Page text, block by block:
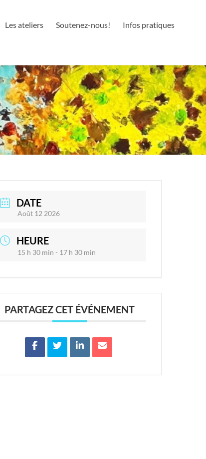
Les ateliers Soutenez-nous! Infos pratiques
DATE
Août 12 2026
HEURE
15 h 30 min - 17 h 30 min
PARTAGEZ CET ÉVÉNEMENT